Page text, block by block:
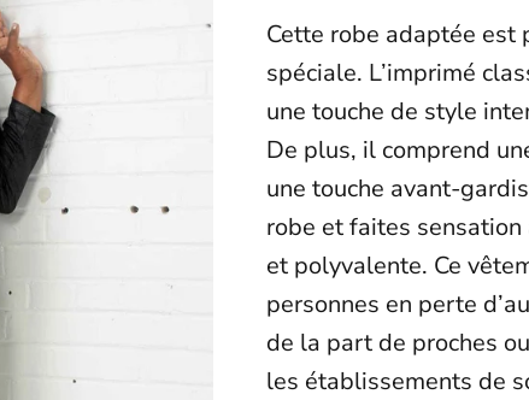
Cette robe adaptée est
spéciale. L’imprimé
une touche de style
De plus, il comprend
une touche avant-
robe et faites
et polyvalente. Ce
personnes en perte
de la part de proches
les établissements de